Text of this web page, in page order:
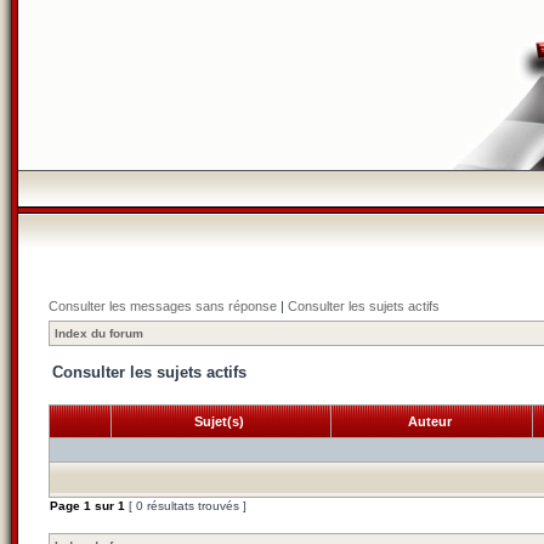
Consulter les messages sans réponse | Consulter les sujets actifs
Index du forum
Consulter les sujets actifs
Sujet(s) Auteur
Page 1 sur 1 [ 0 résultats trouvés ]